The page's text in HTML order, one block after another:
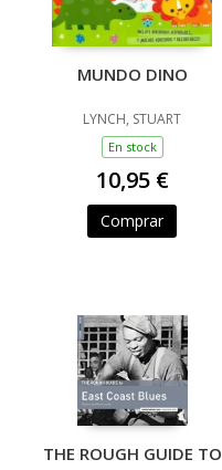
MUNDO DINO
LYNCH, STUART
En stock
10,95 €
Comprar
THE ROUGH GUIDE TO